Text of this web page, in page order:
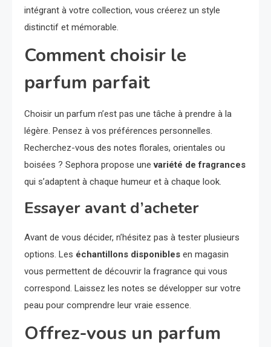
intégrant à votre collection, vous créerez un style
distinctif et mémorable.
Comment choisir le
parfum parfait
Choisir un parfum n’est pas une tâche à prendre à la
légère. Pensez à vos préférences personnelles.
Recherchez-vous des notes florales, orientales ou
boisées ? Sephora propose unevariété de fragrances
qui s’adaptent à chaque humeur et à chaque look.
Essayer avant d’acheter
Avant de vous décider, n’hésitez pas à tester plusieurs
options. Les échantillons disponibles en magasin
vous permettent de découvrir la fragrance qui vous
correspond. Laissez les notes se développer sur votre
peau pour comprendre leur vraie essence.
Offrez-vous un parfum